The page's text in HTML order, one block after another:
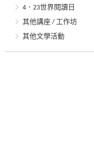
4．23世界閱讀日
其他講座 / 工作坊
其他文學活動